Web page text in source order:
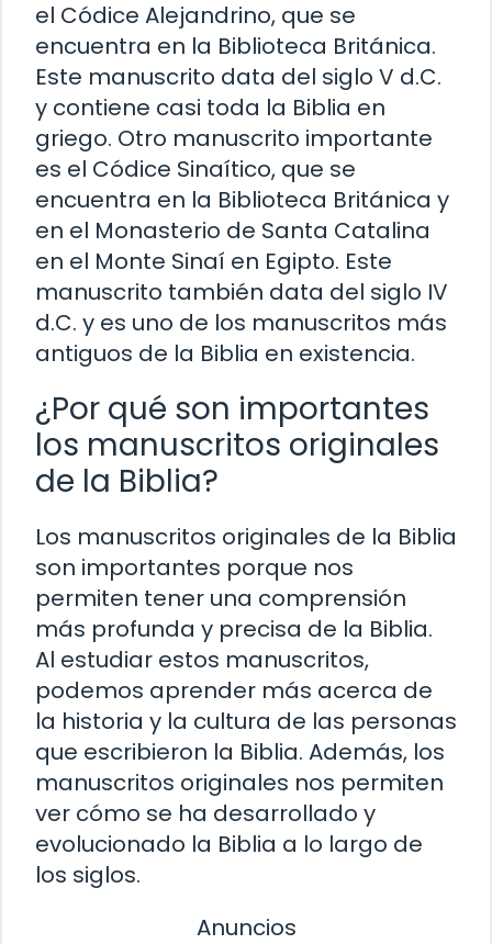
el Códice Alejandrino, que se
encuentra en la Biblioteca Británica.
Este manuscrito data del siglo V d.C.
y contiene casi toda la Biblia en
griego. Otro manuscrito importante
es el Códice Sinaítico, que se
encuentra en la Biblioteca Británica y
en el Monasterio de Santa Catalina
en el Monte Sinaí en Egipto. Este
manuscrito también data del siglo IV
d.C. y es uno de los manuscritos más
antiguos de la Biblia en existencia.
¿Por qué son importantes
los manuscritos originales
de la Biblia?
Los manuscritos originales de la Biblia
son importantes porque nos
permiten tener una comprensión
más profunda y precisa de la Biblia.
Al estudiar estos manuscritos,
podemos aprender más acerca de
la historia y la cultura de las personas
que escribieron la Biblia. Además, los
manuscritos originales nos permiten
ver cómo se ha desarrollado y
evolucionado la Biblia a lo largo de
los siglos.
Anuncios